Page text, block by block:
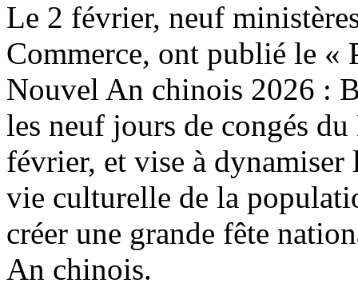
Le 2 février, neuf
Commerce, ont publié le «
Nouvel An chinois 2026 :
les neuf jours de congés
février, et vise à dynamiser
vie culturelle de la
créer une grande fête
An chinois.